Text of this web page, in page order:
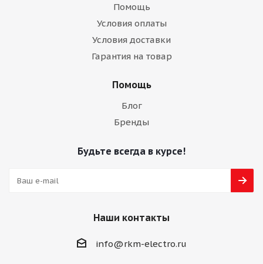
Помощь
Условия оплаты
Условия доставки
Гарантия на товар
Помощь
Блог
Бренды
Будьте всегда в курсе!
Наши контакты
info@rkm-electro.ru